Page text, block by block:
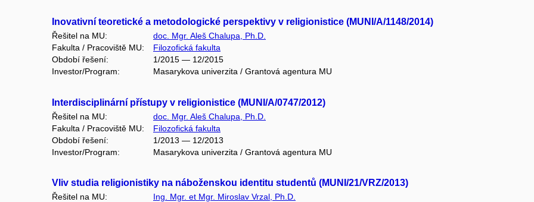
Inovativní teoretické a metodologické perspektivy v religionistice (MUNI/A/1148/2014)
Řešitel na MU:
doc. Mgr. Aleš Chalupa, Ph.D.
Fakulta / Pracoviště MU:
Filozofická fakulta
Období řešení:
1/2015 — 12/2015
Investor/Program:
Masarykova univerzita / Grantová agentura MU
Interdisciplinární přístupy v religionistice (MUNI/A/0747/2012)
Řešitel na MU:
doc. Mgr. Aleš Chalupa, Ph.D.
Fakulta / Pracoviště MU:
Filozofická fakulta
Období řešení:
1/2013 — 12/2013
Investor/Program:
Masarykova univerzita / Grantová agentura MU
Vliv studia religionistiky na náboženskou identitu studentů (MUNI/21/VRZ/2013)
Řešitel na MU:
Ing. Mgr. et Mgr. Miroslav Vrzal, Ph.D.